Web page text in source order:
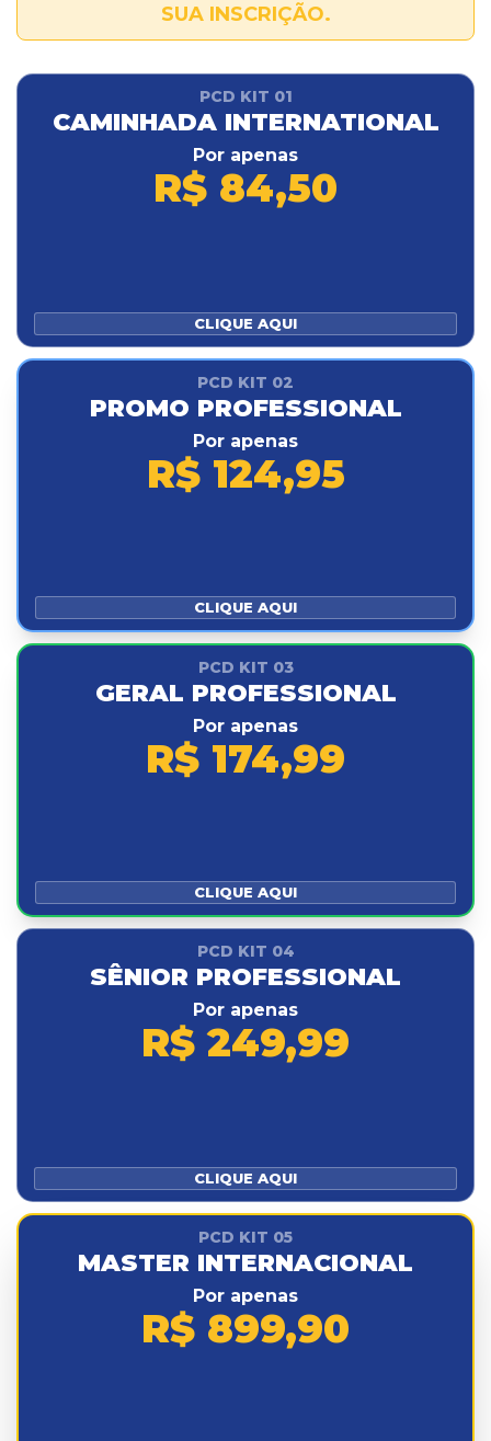
SUA INSCRIÇÃO.
PCD KIT 01
CAMINHADA INTERNATIONAL
Por apenas
R$ 84,50
CLIQUE AQUI
PCD KIT 02
PROMO PROFESSIONAL
Por apenas
R$ 124,95
CLIQUE AQUI
PCD KIT 03
GERAL PROFESSIONAL
Por apenas
R$ 174,99
CLIQUE AQUI
PCD KIT 04
SÊNIOR PROFESSIONAL
Por apenas
R$ 249,99
CLIQUE AQUI
PCD KIT 05
MASTER INTERNACIONAL
Por apenas
R$ 899,90